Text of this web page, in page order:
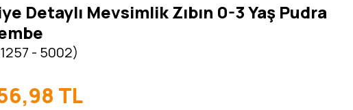
Detaylı Mevsimlik Zıbın 0-3 Yaş Pudra
- 5002)
TL